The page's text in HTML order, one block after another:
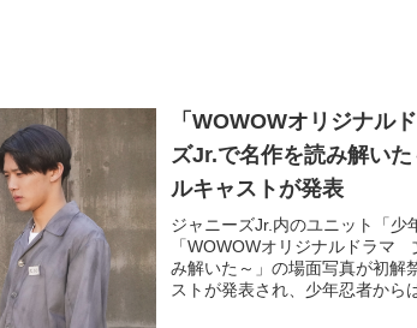
「WOWOWオリジナ
ズJr.で名作を読み解い
ルキャストが発表
ジャニーズJr.内のユニット「少
「WOWOWオリジナルドラマ
み解いた～」の場面写真が初解
ストが発表され、少年忍者から